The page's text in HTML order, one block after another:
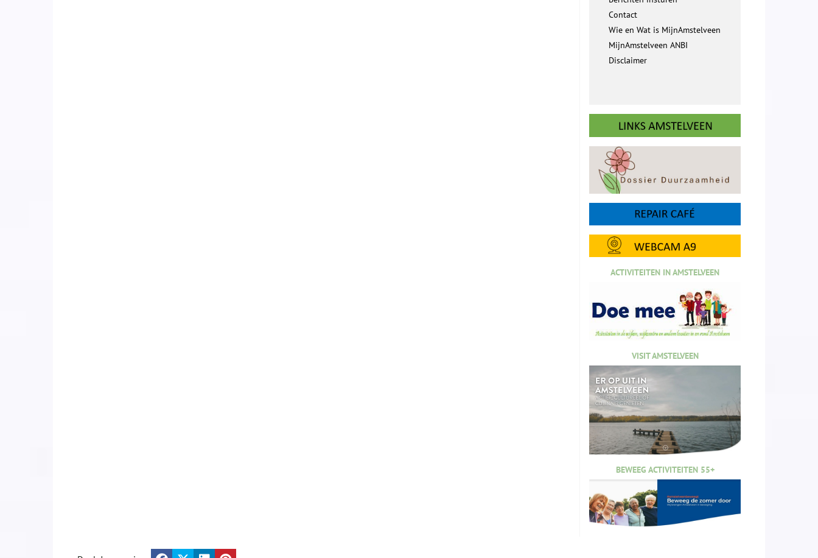
Contact
Wie en Wat is MijnAmstelveen
MijnAmstelveen ANBI
Disclaimer
ACTIVITEITEN IN AMSTELVEEN
VISIT AMSTELVEEN
BEWEEG ACTIVITEITEN 55+